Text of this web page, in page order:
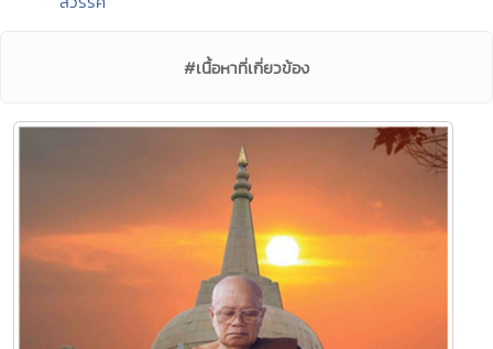
#เนื้อหาที่เกี่ยวข้อง